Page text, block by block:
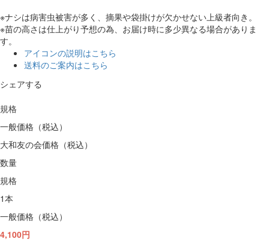
※ナシは病害虫被害が多く、摘果や袋掛けが欠かせない上級者向き。
※苗の高さは仕上がり予想の為、お届け時に多少異なる場合がありま
す。
アイコンの説明はこちら
送料のご案内はこちら
シェアする
規格
一般価格（税込）
大和友の会価格（税込）
数量
規格
1本
一般価格（税込）
4,100円